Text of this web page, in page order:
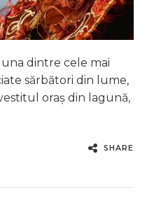
dintre cele mai
sărbători din lume,
oraș din lagună,
SHARE